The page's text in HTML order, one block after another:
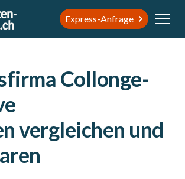
Express-Anfrage
Collonge-
vergleichen und